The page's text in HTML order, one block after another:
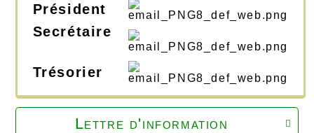
Président
Secrétaire
Trésorier

Lettre d'information